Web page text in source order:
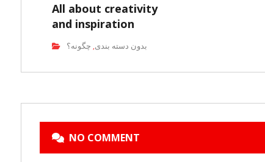
All about creativity
and inspiration
بدون دسته بندی, چگونه؟
NO COMMENT